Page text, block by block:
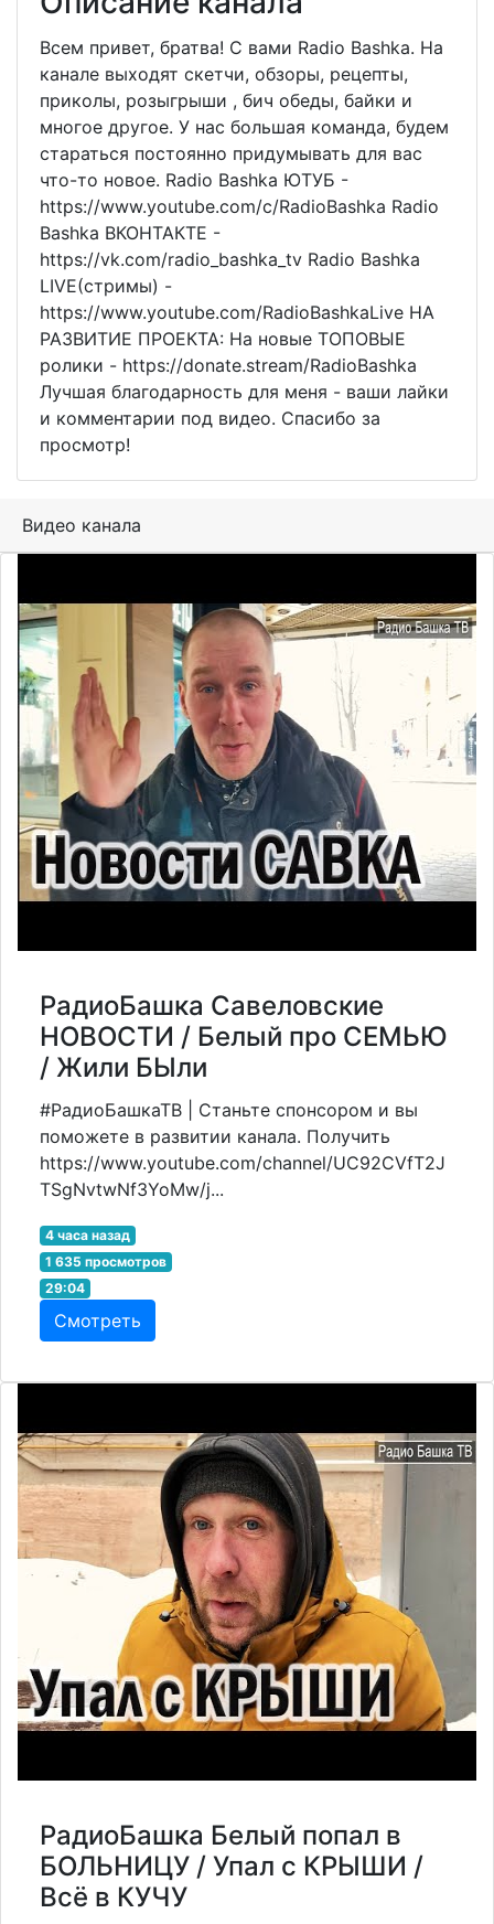
Всем привет, братва! С вами Radio Bashka. На
канале выходят скетчи, обзоры, рецепты,
приколы, розыгрыши , бич обеды, байки и
многое другое. У нас большая команда, будем
стараться постоянно придумывать для вас
что-то новое. Radio Bashka ЮТУБ -
https://www.youtube.com/c/RadioBashka Radio
Bashka ВКОНТАКТЕ -
https://vk.com/radio_bashka_tv Radio Bashka
LIVE(стримы) -
https://www.youtube.com/RadioBashkaLive НА
РАЗВИТИЕ ПРОЕКТА: На новые ТОПОВЫЕ
ролики - https://donate.stream/RadioBashka
Лучшая благодарность для меня - ваши лайки
и комментарии под видео. Спасибо за
просмотр!
Видео канала
РадиоБашка Савеловские
НОВОСТИ / Белый про СЕМЬЮ
/ Жили БЫли
#РадиоБашкаТВ | Станьте спонсором и вы
поможете в развитии канала. Получить
https://www.youtube.com/channel/UC92CVfT2J
TSgNvtwNf3YoMw/j...
4 часа назад
1 635 просмотров
29:04
Смотреть
РадиоБашка Белый попал в
БОЛЬНИЦУ / Упал с КРЫШИ /
Всё в КУЧУ